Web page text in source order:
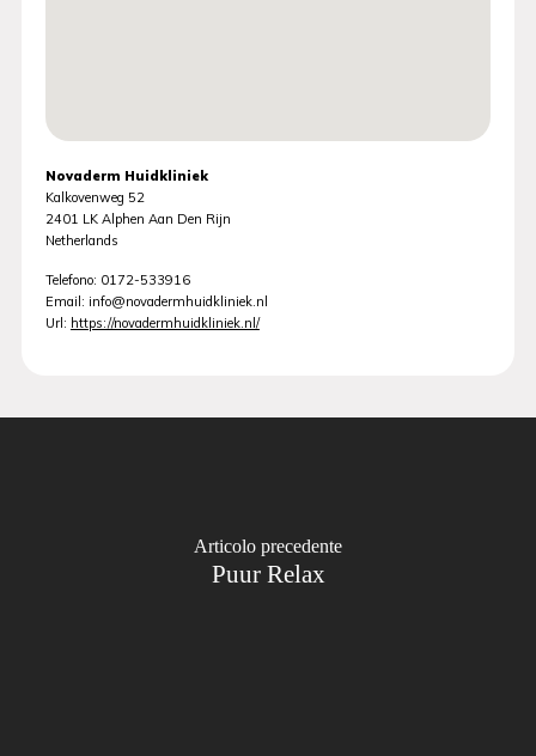
Novaderm Huidkliniek
Kalkovenweg 52
2401 LK Alphen Aan Den Rijn
Netherlands
Telefono: 0172-533916
Email: info@novadermhuidkliniek.nl
Url: https://novadermhuidkliniek.nl/
Articolo precedente
Puur Relax